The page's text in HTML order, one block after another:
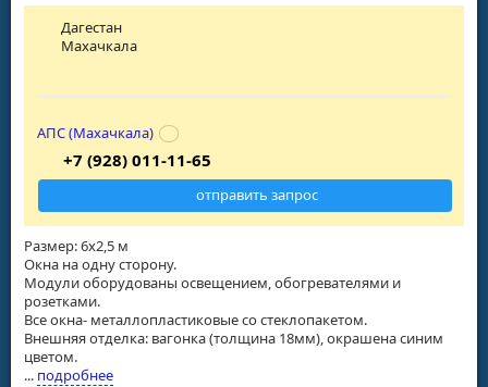
Размер: 6х2,5 м
Окна на одну сторону.
Модули оборудованы освещением, обогревателями и
розетками.
Все окна- металлопластиковые со стеклопакетом.
Внешняя отделка: вагонка (толщина 18мм), окрашена синим
цветом.
... подробнее
Дагестан
Махачкала
АПС (Махачкала)
+7 (928) 011-11-65
отправить запрос